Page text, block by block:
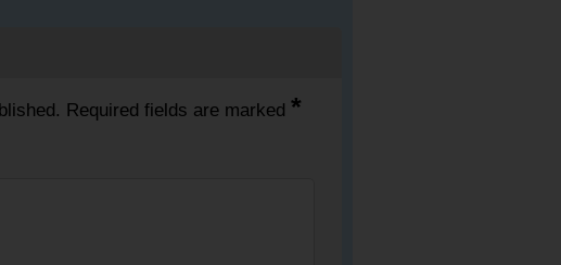
Required fields are marked *